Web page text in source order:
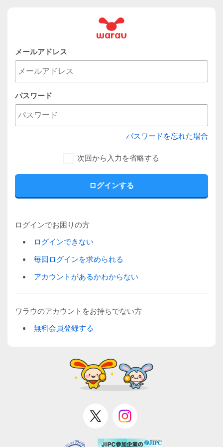
メールアドレス
パスワード
パスワードを忘れた場合
次回から入力を省略する
ログインでお困りの方
ログインできない
毎回ログインを求められる
アカウントがあるかわからない
ワラウのアカウントをお持ちでない方
無料会員登録する